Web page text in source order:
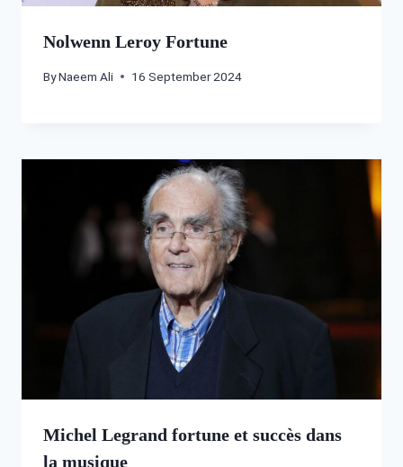
Nolwenn Leroy Fortune
ByNaeem Ali 16 September 2024
Michel Legrand fortune et succès dans
la musique